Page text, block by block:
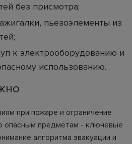
без присмотра;
пьезоэлементы из
к электрооборудованию и
использованию.
при пожаре и ограничение
опасным предметам - ключевые
алгоритма эвакуации и